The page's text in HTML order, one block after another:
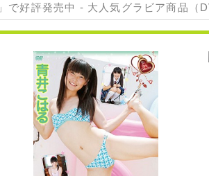
」で好評発売中 - 大人気グラビア商品（